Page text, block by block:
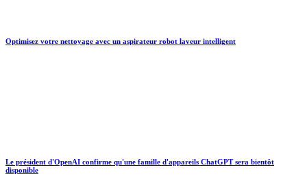
Optimisez votre nettoyage avec un aspirateur robot laveur intelligent
Le président d'OpenAI confirme qu'une famille d'appareils ChatGPT sera bientôt
disponible